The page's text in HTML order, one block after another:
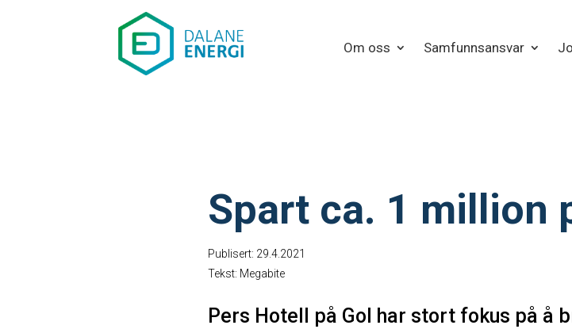
Om oss Samfunnsansvar
Spart ca. 1 million
Publisert: 29.4.2021
Tekst: Megabite
Pers Hotell på Gol har stort fokus på å